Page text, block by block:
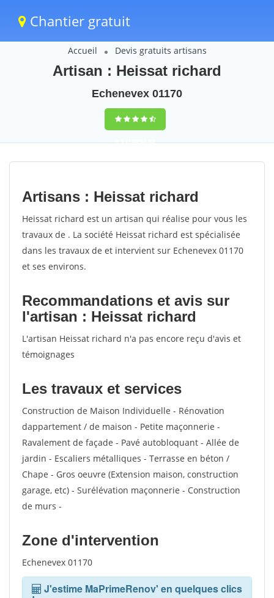
Chantier gratuit
Accueil Devis gratuits artisans
Artisan : Heissat richard
Echenevex 01170
9,5(100%)82
votes
Artisans : Heissat richard
Heissat richard est un artisan qui réalise pour vous les
travaux de . La société Heissat richard est spécialisée
dans les travaux de et intervient sur Echenevex 01170
et ses environs.
Recommandations et avis sur
l'artisan : Heissat richard
L'artisan Heissat richard n'a pas encore reçu d'avis et
témoignages
Les travaux et services
Construction de Maison Individuelle - Rénovation
dappartement / de maison - Petite maçonnerie -
Ravalement de façade - Pavé autobloquant - Allée de
jardin - Escaliers métalliques - Terrasse en béton /
Chape - Gros oeuvre (Extension maison, construction
garage, etc) - Surélévation maçonnerie - Construction
de murs -
Zone d'intervention
Echenevex 01170